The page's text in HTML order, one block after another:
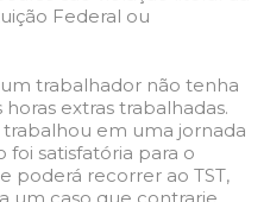
Federal ou
trabalhador não tenha
extras trabalhadas.
em uma jornada
foi satisfatória para o
poderá recorrer ao TST,